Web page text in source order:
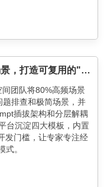
拒绝重复造轮子！抽象 80% 工作场景，打造可复用的"AI 助手工厂”
团队将80%高频场景
排查和极简场景，并
插拔架构和分层解耦
台沉淀四大模板，内置
发门槛，让专家专注经
。